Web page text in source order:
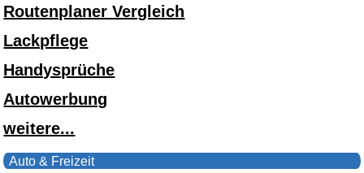
Routenplaner Vergleich
Lackpflege
Handysprüche
Autowerbung
weitere...
Auto & Freizeit